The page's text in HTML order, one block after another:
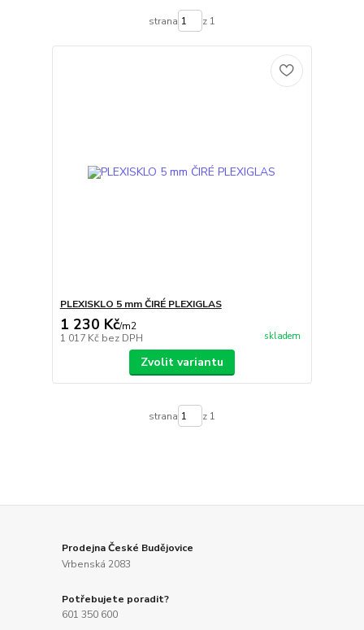
strana z 1
PLEXISKLO 5 mm ČIRÉ PLEXIGLAS
1 230 Kč/m2
1 017 Kč bez DPH skladem
Zvolit variantu
strana z 1
Prodejna České Budějovice
Vrbenská 2083
Potřebujete poradit?
601 350 600